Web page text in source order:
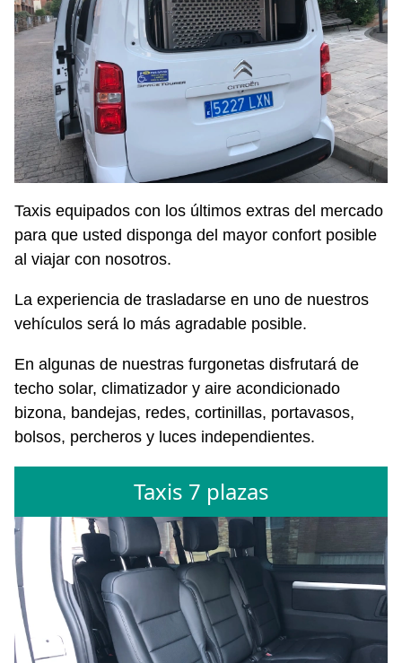
Taxis equipados con los últimos extras del mercado
para que usted disponga del mayor confort posible
al viajar con nosotros.
La experiencia de trasladarse en uno de nuestros
vehículos será lo más agradable posible.
En algunas de nuestras furgonetas disfrutará de
techo solar, climatizador y aire acondicionado
bizona, bandejas, redes, cortinillas, portavasos,
bolsos, percheros y luces independientes.
Taxis 7 plazas